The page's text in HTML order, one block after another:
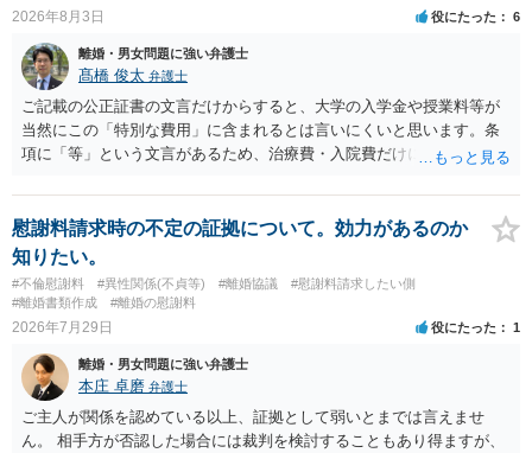
2026年8月3日 役にたった 6
離婚・男女問題に強い弁護士
髙橋 俊太 弁護士
ご記載の公正証書の文言だけからすると、大学の入学金や授業料等が
当然にこの「特別な費用」に含まれるとは言いにくいと思います。条
項に「等」という文言があるため、治療費・入院費だけに限定される
れていますので、通常は、病気や事故によって臨時に必要となった医
療費その他これに類する特別支出を念頭に置いた条項と読むのが自然
です。したがって、大学の入学金、授業料、受験費用などの教育費に
ついてまで、「この条項があるから当然に半額を請求できる」とまで
は言いにくいと思われます。なお、通常、大学進学費用をどこまで負
担すべきかについては、離婚時の合意内容のほか、子どもの年齢、大
や費用などを踏まえて個別に検討することになります。公正証書の他
の条項において、養育費の終期についてどのように定められている
か、大学進学に関する定めの有無、「教育費」「進学費用」に関する
定めの有無等について確認する必要があると考えられます。
慰謝料請求時の不定の証拠について。効力があるのか
知りたい。
#不倫慰謝料 #異性関係(不貞等) #離婚協議
#慰謝料請求したい側
#離婚書類作成
#離婚の慰謝料
2026年7月29日 役にたった 1
離婚・男女問題に強い弁護士
本庄 卓磨 弁護士
ご主人が関係を認めている以上、証拠として弱いとまでは言えませ
ん。 相手方が否認した場合には裁判を検討することもあり得ますが、